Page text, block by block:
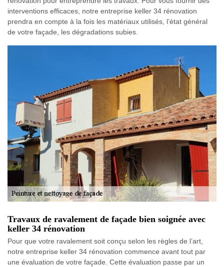
interventions efficaces, notre entreprise keller 34 rénovation
prendra en compte à la fois les matériaux utilisés, l’état général
de votre façade, les dégradations subies.
Travaux de ravalement de façade bien soignée avec
keller 34 rénovation
Pour que votre ravalement soit conçu selon les règles de l’art,
notre entreprise keller 34 rénovation commence avant tout par
une évaluation de votre façade. Cette évaluation passe par un